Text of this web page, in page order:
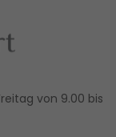
von 9.00 bis